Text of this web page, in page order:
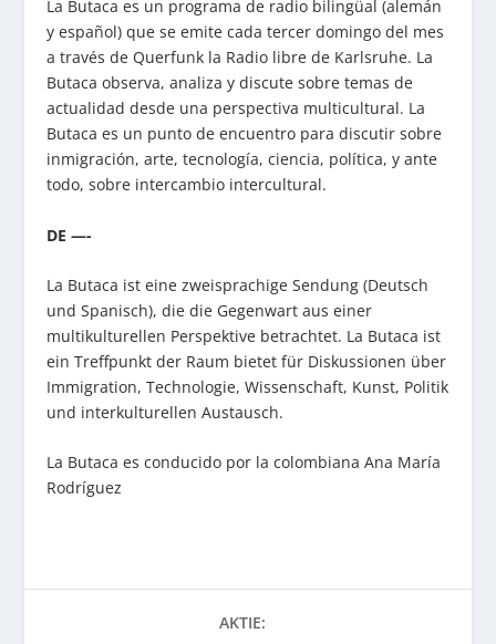
La Butaca es un programa de radio bilingüal (alemán
y español) que se emite cada tercer domingo del mes
a través de Querfunk la Radio libre de Karlsruhe. La
Butaca observa, analiza y discute sobre temas de
actualidad desde una perspectiva multicultural. La
Butaca es un punto de encuentro para discutir sobre
inmigración, arte, tecnología, ciencia, política, y ante
todo, sobre intercambio intercultural.
DE —-
La Butaca ist eine zweisprachige Sendung (Deutsch
und Spanisch), die die Gegenwart aus einer
multikulturellen Perspektive betrachtet. La Butaca ist
ein Treffpunkt der Raum bietet für Diskussionen über
Immigration, Technologie, Wissenschaft, Kunst, Politik
und interkulturellen Austausch.
La Butaca es conducido por la colombiana Ana María
Rodríguez
AKTIE: